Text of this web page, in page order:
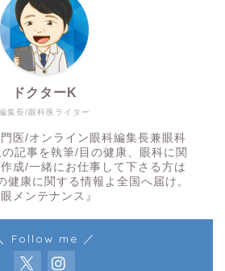
集長/眼科医ライター
ドクターK
医/オンライン眼科編集長兼眼科
記事を執筆/目の健康、眼科に関
成/一緒にお仕事して下さる方は
健康に関する情報よ全国へ届け。
メンテナンス』
Follow me ／